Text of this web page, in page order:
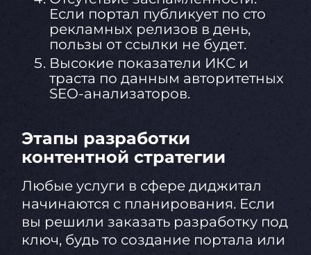
Если портал публикует по сто
рекламных релизов в день,
пользы от ссылки не будет.
Высокие показатели ИКС и
траста по данным авторитетных
SEO-анализаторов.
Этапы разработки
контентной стратегии
Любые услуги в сфере диджитал
начинаются с планирования. Если
вы решили заказать разработку под
ключ, будь то создание портала или